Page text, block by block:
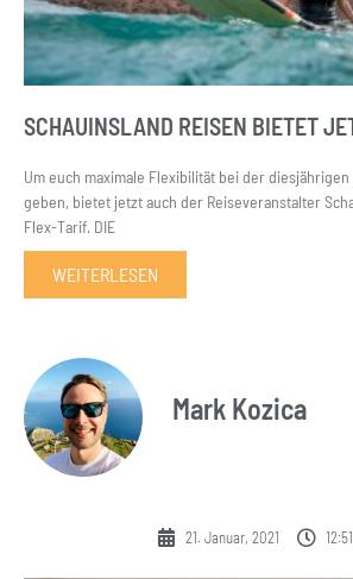
SCHAUINSLAND REISEN BIETET
Um euch maximale Flexibilität bei der
geben, bietet jetzt auch der Reiseveranstalter
Flex-Tarif. DIE
WEITERLESEN
Mark Kozica
21. Januar, 2021